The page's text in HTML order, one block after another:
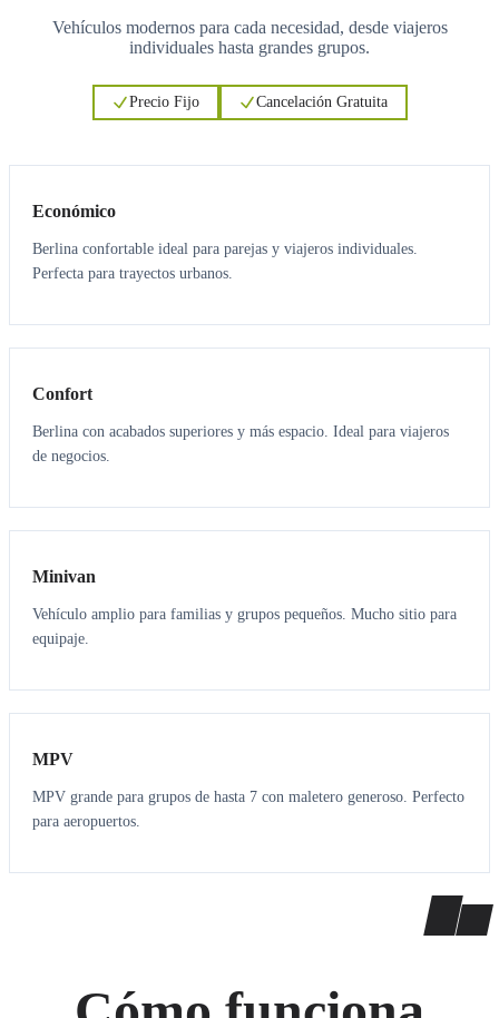
Vehículos modernos para cada necesidad, desde viajeros
individuales hasta grandes grupos.
Precio Fijo Cancelación Gratuita
Económico
Berlina confortable ideal para parejas y viajeros individuales.
Perfecta para trayectos urbanos.
3 3
Confort
Berlina con acabados superiores y más espacio. Ideal para viajeros
de negocios.
6 5
Minivan
Vehículo amplio para familias y grupos pequeños. Mucho sitio para
equipaje.
7 7
MPV
MPV grande para grupos de hasta 7 con maletero generoso. Perfecto
para aeropuertos.